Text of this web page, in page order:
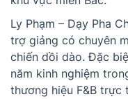
Ly Phạm – Dạy Pha
trợ giảng có chuyên
chiến dồi dào. Đặc
năm kinh nghiệm
thương hiệu F&B trực